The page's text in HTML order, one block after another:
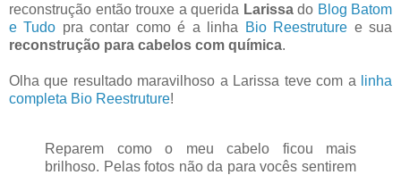
reconstrução então trouxe a querida Larissa do Blog Batom
e Tudo pra contar como é a linha Bio Reestruture e sua
reconstrução para cabelos com química.
Olha que resultado maravilhoso a Larissa teve com a
linha
completa Bio Reestruture!
Reparem como o meu cabelo ficou mais
brilhoso. Pelas fotos não da para vocês sentirem